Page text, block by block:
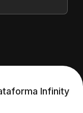
Infinity